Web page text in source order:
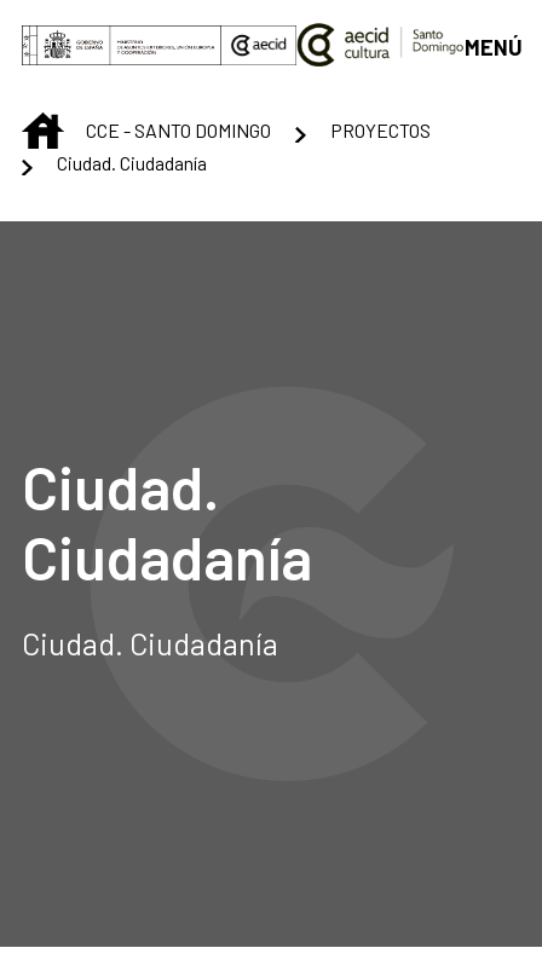
Saltar al contenido principal
MENÚ
INICIOCCE - SANTO DOMINGO
PROYECTOS
Ciudad. Ciudadanía
Ciudad.
Ciudadanía
Ciudad. Ciudadanía